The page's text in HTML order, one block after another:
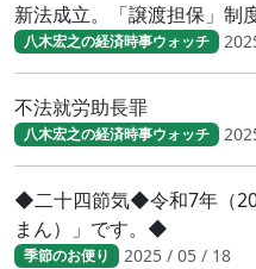
新法成立。「譲渡担保」制
八木宏之の経済時事ウォッチ
不法就労助長罪
八木宏之の経済時事ウォッチ
◆二十四節気◆令和7年（
まん）」です。◆
季節のお便り 2025 / 05 / 18